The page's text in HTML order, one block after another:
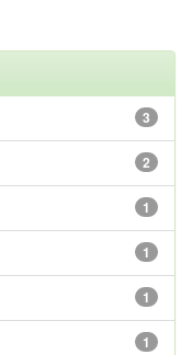
3
2
1
1
1
1